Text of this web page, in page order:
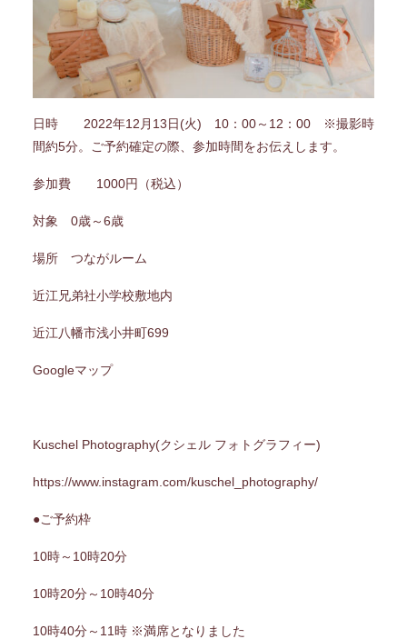
日時 2022年12月13日(火) 10：00～12：00 ※撮影時
間約5分。ご予約確定の際、参加時間をお伝えします。
参加費 1000円（税込）
対象 0歳～6歳
場所 つながルーム
近江兄弟社小学校敷地内
近江八幡市浅小井町699
Googleマップ
Kuschel Photography(クシェル フォトグラフィー)
https://www.instagram.com/kuschel_photography/
●ご予約枠
10時～10時20分
10時20分～10時40分
10時40分～11時 ※満席となりました